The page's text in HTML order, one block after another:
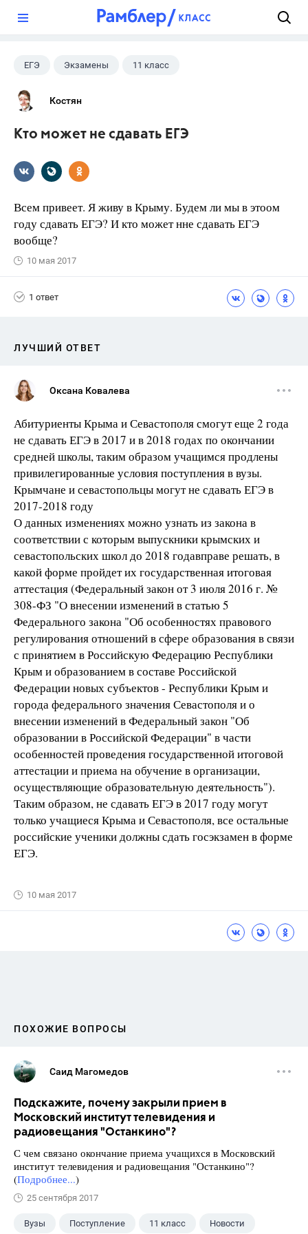
ЕГЭ Экзамены 11 класс
Костян
Кто может не сдавать ЕГЭ
Всем привеет. Я живу в Крыму. Будем ли мы в этоом
году сдавать ЕГЭ? И кто может нне сдавать ЕГЭ
вообще?
10 мая 2017
1 ответ
ЛУЧШИЙ ОТВЕТ
Оксана Ковалева
Абитуриенты Крыма и Севастополя смогут еще 2 года
не сдавать ЕГЭ в 2017 и в 2018 годах по окончании
средней школы, таким образом учащимся продлены
привилегированные условия поступления в вузы.
Крымчане и севастопольцы могут не сдавать ЕГЭ в
2017-2018 году
О данных изменениях можно узнать из закона в
соответствии с которым выпускники крымских и
севастопольских школ до 2018 годавправе решать, в
какой форме пройдет их государственная итоговая
аттестация (Федеральный закон от 3 июля 2016 г. №
308-ФЗ "О внесении изменений в статью 5
Федерального закона "Об особенностях правового
регулирования отношений в сфере образования в связи
с принятием в Российскую Федерацию Республики
Крым и образованием в составе Российской
Федерации новых субъектов - Республики Крым и
города федерального значения Севастополя и о
внесении изменений в Федеральный закон "Об
образовании в Российской Федерации" в части
особенностей проведения государственной итоговой
аттестации и приема на обучение в организации,
осуществляющие образовательную деятельность").
Таким образом, не сдавать ЕГЭ в 2017 году могут
только учащиеся Крыма и Севастополя, все остальные
российские ученики должны сдать госэкзамен в форме
ЕГЭ.
10 мая 2017
ПОХОЖИЕ ВОПРОСЫ
Саид Магомедов
Подскажите, почему закрыли прием в
Московский институт телевидения и
радиовещания "Останкино"?
С чем связано окончание приема учащихся в Московский
институт телевидения и радиовещания "Останкино"?
(Подробнее...)
25 сентября 2017
Вузы Поступление 11 класс Новости